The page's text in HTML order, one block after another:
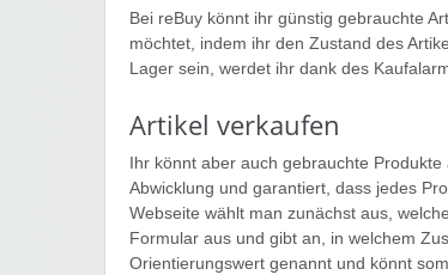
Bei reBuy könnt ihr günstig gebrauchte
möchtet, indem ihr den Zustand des
Lager sein, werdet ihr dank des
Artikel verkaufen
Ihr könnt aber auch gebrauchte
Abwicklung und garantiert, dass jedes
Webseite wählt man zunächst aus,
Formular aus und gibt an, in welchem
Orientierungswert genannt und könnt